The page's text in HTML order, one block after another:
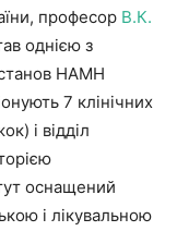
професор В.К.
однією з
НАМН
7 клінічних
і відділ
оснащений
і лікувальною